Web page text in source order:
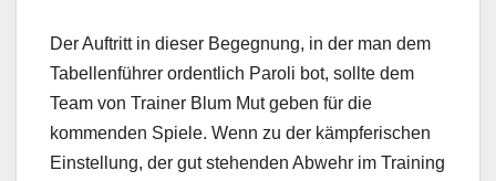
Der Auftritt in dieser Begegnung, in der man dem
Tabellenführer ordentlich Paroli bot, sollte dem
Team von Trainer Blum Mut geben für die
kommenden Spiele. Wenn zu der kämpferischen
Einstellung, der gut stehenden Abwehr im Training